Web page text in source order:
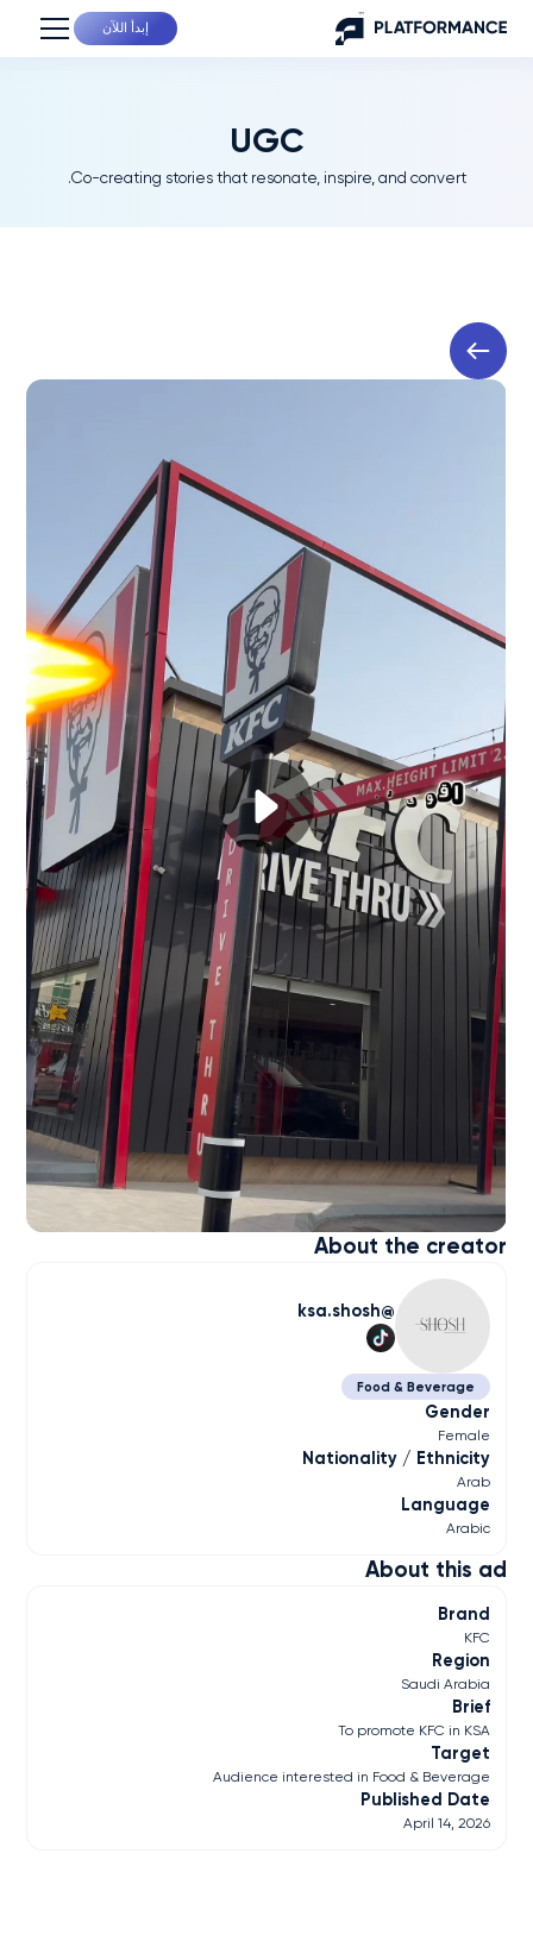
إبدأ اللآن
UGC
Co-creating stories that resonate, inspire, and convert.
About this ad
Brand
KFC
Region
Saudi Arabia
Brief
To promote KFC in KSA
Target
Audience interested in Food & Beverage
Published Date
April 14, 2026
About the creator
ksa.shosh
Food & Beverage
Gender
Female
Nationality / Ethnicity
Arab
Language
Arabic